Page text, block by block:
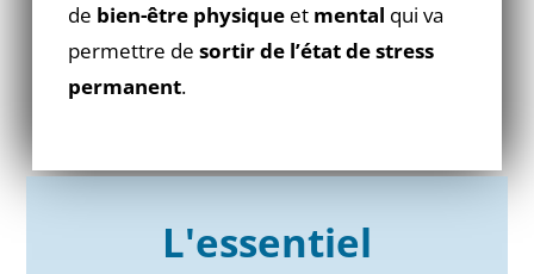
de bien-être physique et mental qui va
permettre de sortir de l’état de stress
permanent.
L'essentiel